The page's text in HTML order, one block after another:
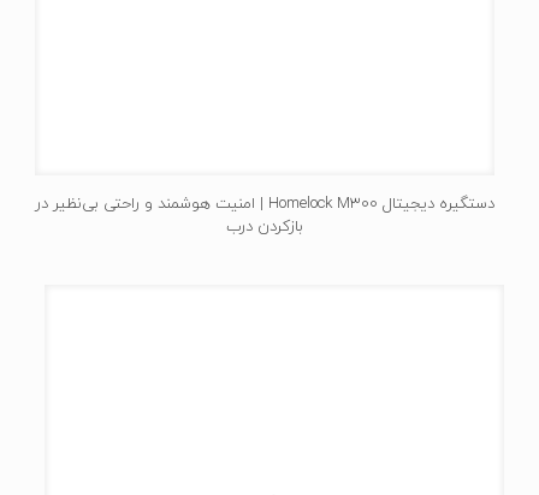
دستگیره دیجیتال Homelock M300 | امنیت هوشمند و راحتی بی‌نظیر در
بازکردن درب